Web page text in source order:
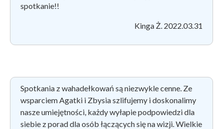
spotkanie!!
Kinga Ż. 2022.03.31
Spotkania z wahadełkowań są niezwykle cenne. Ze
wsparciem Agatki i Zbysia szlifujemy i doskonalimy
nasze umiejętności, każdy wyłapie podpowiedzi dla
siebie z porad dla osób łączących się na wizji. Wielkie